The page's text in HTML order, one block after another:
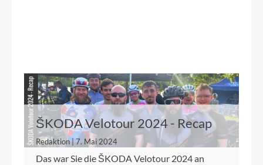
ŠKODA Velotour 2024 - Recap
Redaktion | 7. Mai 2024
Das war Sie die ŠKODA Velotour 2024 an